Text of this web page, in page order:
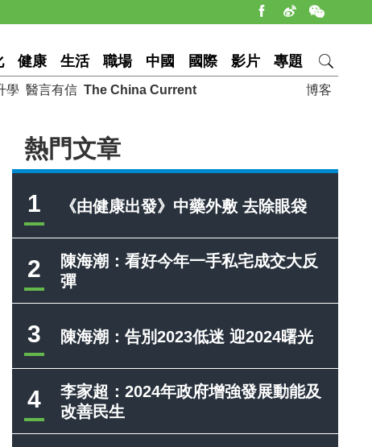
健康 生活 職場 中國 國際 影片 專題
博客
學 醫言有信 The China Current
熱門文章
1 《由健康出發》中藥外敷 去除眼袋
2
陳海潮：看好今年一手私宅成交大反
彈
3 陳海潮：告別2023低迷 迎2024曙光
4
李家超：2024年政府增強發展動能及
改善民生